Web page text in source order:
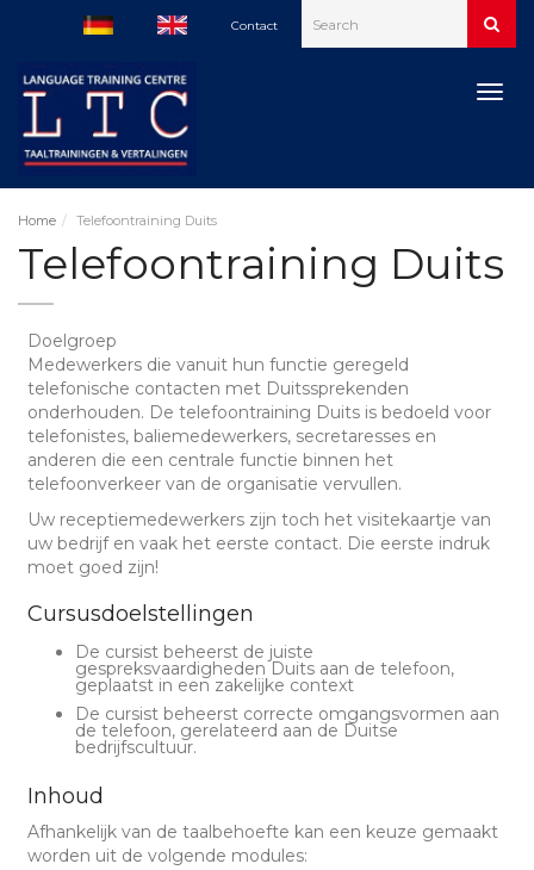
Contact
Home Telefoontraining Duits
Telefoontraining Duits
Doelgroep
Medewerkers die vanuit hun functie geregeld
telefonische contacten met Duitssprekenden
onderhouden. De telefoontraining Duits is bedoeld voor
telefonistes, baliemedewerkers, secretaresses en
anderen die een centrale functie binnen het
telefoonverkeer van de organisatie vervullen.
Uw receptiemedewerkers zijn toch het visitekaartje van
uw bedrijf en vaak het eerste contact. Die eerste indruk
moet goed zijn!
Cursusdoelstellingen
De cursist beheerst de juiste
gespreksvaardigheden Duits aan de telefoon,
geplaatst in een zakelijke context
De cursist beheerst correcte omgangsvormen aan
de telefoon, gerelateerd aan de Duitse
bedrijfscultuur.
Inhoud
Afhankelijk van de taalbehoefte kan een keuze gemaakt
worden uit de volgende modules: